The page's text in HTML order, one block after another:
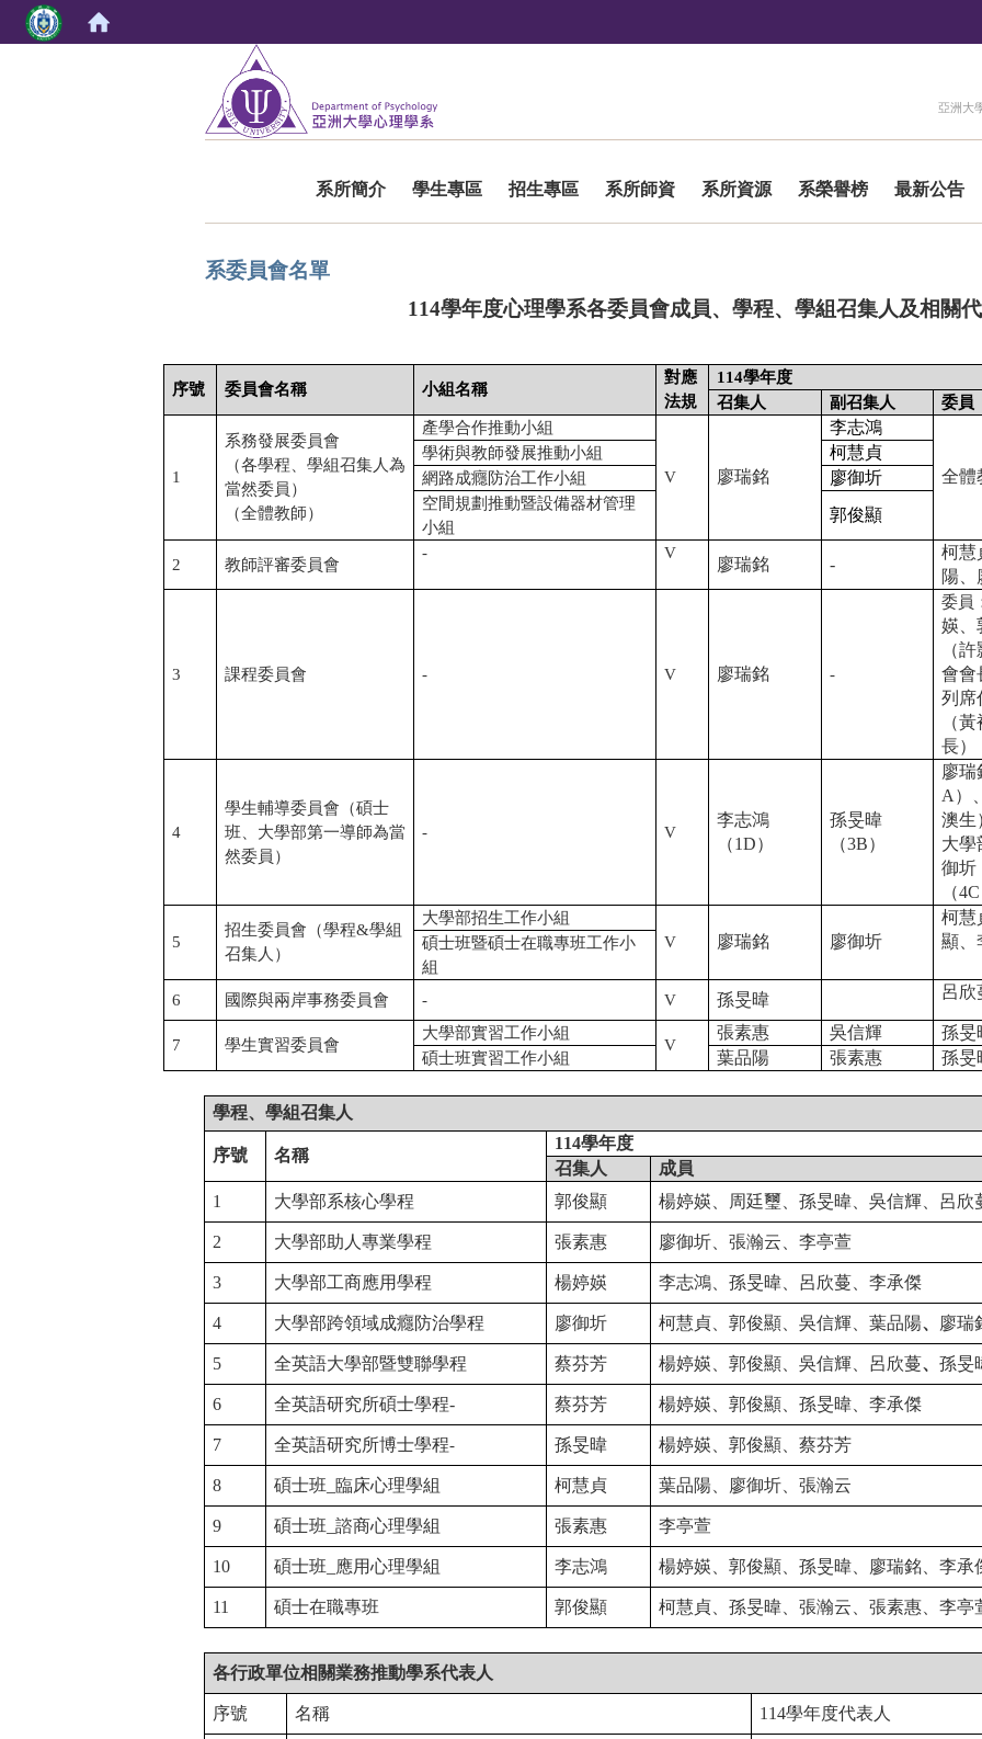
亞洲大
系所簡介
學生專區 招生專區 系所師資 系所資源 系榮譽榜 最新公告
系委員會名單
114學年度心理學系各委員會成員、學程、學組召集人及相關
序號 委員會名稱 小組名稱
對應
法規
114學年度
召集人
副召集人 委員
1
系務發展委員會
（各學程、學組召集人為
當然委員）
（全體教師）
產學合作推動小組
V 廖瑞銘
李志鴻
全體
學術與教師發展推動小組 柯慧貞
網路成癮防治工作小組 廖御圻
空間規劃推動暨設備器材管理
小組
郭俊顯
2 教師評審委員會
- V
廖瑞銘 -
柯慧
陽、
3 課程委員會 - V 廖瑞銘 -
委員
媖、
（
會會
列席
（
長）
4
學生輔導委員會（碩士
班、大學部第一導師為當
然委員）
- V
李志鴻
（1D）
孫旻暐
（3B）
廖
A）
澳生
大學
御圻
（
5
招生委員會（學程&學組
召集人）
大學部招生工作小組
V
廖瑞銘 廖御圻
柯慧
顯
碩士班暨碩士在職專班工作小
組
6
國際與兩岸事務委員會 - V 孫旻暐 呂欣
7 學生實習委員會
大學部實習工作小組
V
張素惠 吳信輝 孫旻
碩士班實習工作小組 葉品陽 張素惠 孫旻
學程、學組召集人
序號 名稱
114學年度
召集人
成員
1
大學部系核心學程 郭俊顯 楊婷媖、周廷璽、孫旻暐、 吳信輝、 呂欣
2 大學部助人專業學程 張素惠 廖御圻、張瀚云、 李亭萱
3 大學部工商應用學程 楊婷媖 李志鴻、孫旻暐、呂欣蔓 李承傑
4 大學部跨領域成癮防治學程 廖御圻 柯慧貞、郭俊顯、吳信輝、葉品陽、 廖瑞
5 全英語大學部暨雙聯學程 蔡芬芳 楊婷媖 、郭俊顯、吳信輝、呂欣蔓、 孫旻
6 全英語研究所碩士學程- 蔡芬芳 楊婷媖 、郭俊顯、孫旻暐 李承傑
7 全英語研究所博士學程- 孫旻暐 楊婷媖、郭俊顯、蔡芬芳
8 碩士班_ 臨床心理學組 柯慧貞 葉品陽、廖御圻、張瀚云
9 碩士班_ 諮商心理學組 張素惠 李亭萱
10 碩士班_ 應用心理學組 李志鴻 楊婷媖、郭俊顯、孫旻暐 廖瑞銘 李承
11 碩士在職專班 郭俊顯 柯慧貞、孫旻暐 、張瀚云、張素惠 李亭
各行政單位相關業務推動學系代表人
序號 名稱 114學年度代表人